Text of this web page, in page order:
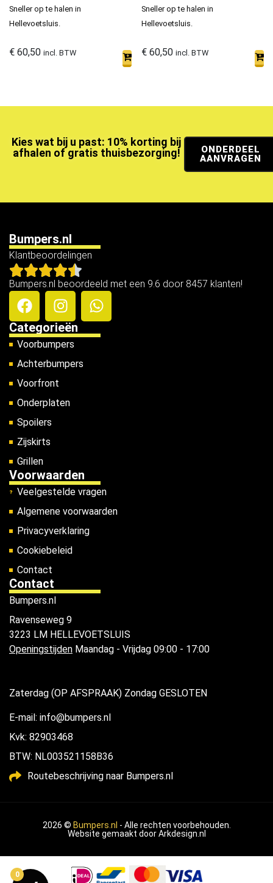
Sneller op te halen in
Hellevoetsluis.
€ 60,50 incl. BTW
Sneller op te halen in
Hellevoetsluis.
€ 60,50 incl. BTW
Kies wat bij u past: 10% korting bij
afhalen of gratis thuisbezorging!
ONDERDEEL
AANVRAGEN
Bumpers.nl
Klantbeoordelingen
Bumpers.nl beoordeeld met een 9.6 door 8457 klanten!
Categorieën
Voorbumpers
Achterbumpers
Voorfront
Onderplaten
Spoilers
Zijskirts
Grillen
Voorwaarden
Veelgestelde vragen
Algemene voorwaarden
Privacyverklaring
Cookiebeleid
Contact
Contact
Bumpers.nl
Ravenseweg 9
3223 LM HELLEVOETSLUIS
Openingstijden Maandag - Vrijdag 09:00 - 17:00
Zaterdag (OP AFSPRAAK) Zondag GESLOTEN
E-mail: info@bumpers.nl
Kvk: 82903468
BTW: NL003521158B36
Routebeschrijving naar Bumpers.nl
2026 © Bumpers.nl - Alle rechten voorbehouden.
Website gemaakt doorArkdesign.nl
0